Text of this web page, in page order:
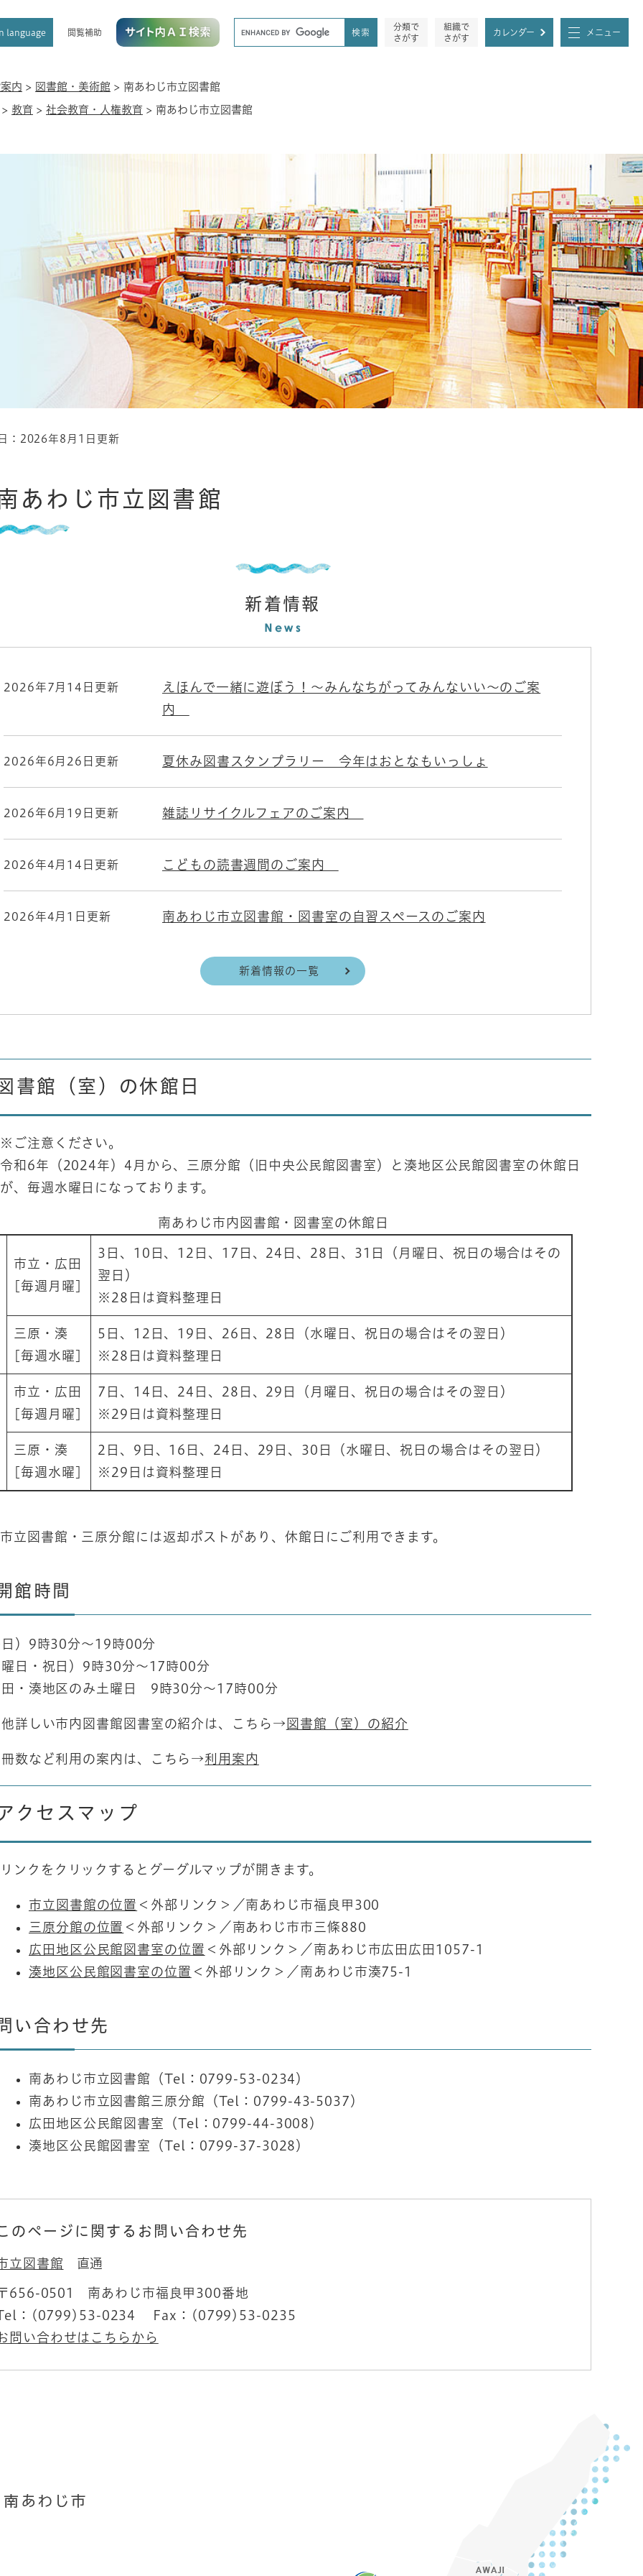
language 閲覧補助
索
分類で
さがす
組織で
さがす
カレンダー メニュー
内 > 図書館・美術館 > 南あわじ市立図書館
> 教育 > 社会教育・人権教育 > 南あわじ市立図書館
：2026年8月1日更新
あわじ市立図書館
新着情報
2026年7月14日更新
えほんで一緒に遊ぼう！～みんなちがってみんないい～のご案
内
2026年6月26日更新 夏休み図書スタンプラリー 今年はおとなもいっしょ
2026年6月19日更新 雑誌リサイクルフェアのご案内
2026年4月14日更新 こどもの読書週間のご案内
2026年4月1日更新 南あわじ市立図書館・図書室の自習スペースのご案内
新着情報の一覧
​図書館（室）の休館日
※ご注意ください。
令和6年（2024年）4月から、三原分館（旧中央公民館図書室）と湊地区公民館図書室の休館日
が、毎週水曜日になっております。
南あわじ市内図書館・図書室の休館日
市立・広田
​[毎週月曜]
​​​3日、10日、12日、17日、24日、28日、31日（月曜日、祝日の場合はその
翌日）
※28日は資料整理日
三原・湊
[毎週水曜]
5日、12日、19日、26日、28日（水曜日、祝日の場合はその翌日）
※28日は資料整理日
市立・広田
​[毎週月曜]
7​日、14日、24日、28日、29日（月曜日、祝日の場合はその翌日）
※29日は資料整理日
三原・湊
[毎週水曜]
2日、9日、16日、24日、29日、30日（水曜日、祝日の場合はその翌日）
※29日は資料整理日
市立図書館・三原分館には返却ポストがあり、休館日にご利用できます。
館時間
日）9時30分～19時00分
曜日・祝日）9時30分～17時00分
・湊地区のみ土曜日 9時30分～17時00分
他詳しい市内図書館図書室の紹介は、こちら→ 図書館（室）の紹介
数など利用の案内は、こちら→利用案内
クセスマップ
リンクをクリックするとグーグルマップが開きます。
市立図書館の位置 ＜外部リンク＞ ／南あわじ市福良甲300
三原分館の位置 ＜外部リンク＞ ／南あわじ市市三條880
広田地区公民館図書室の位置 ＜外部リンク＞ ／南あわじ市広田広田1057-1
湊地区公民館図書室の位置 ＜外部リンク＞ ／南あわじ市湊75-1
い合わせ先
南あわじ市立図書館（Tel：0799-53-0234）
南あわじ市立図書館三原分館（Tel：0799-43-5037）
広田地区公民館図書室（Tel：0799-44-3008）
湊地区公民館図書室（Tel：0799-37-3028）
のページに関するお問い合わせ先
立図書館 直通
656-0501
南あわじ市福良甲300番地
：(0799)53-0234
Fax：(0799)53-0235
問い合わせはこちらから